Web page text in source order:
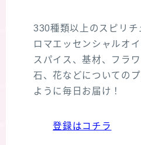
330種類以上のスピリ
ロマエッセンシャルオ
スパイス、基材、フラ
石、花などについての
ように毎日お届け！
登録はコチラ